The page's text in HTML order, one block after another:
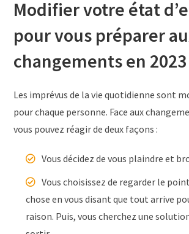
Modifier votre état
pour vous préparer
changements en 2023
Les imprévus de la vie quotidienne sont
pour chaque personne. Face aux
vous pouvez réagir de deux façons :
Vous décidez de vous plaindre et
Vous choisissez de regarder le
chose en vous disant que tout arrive
raison. Puis, vous cherchez une